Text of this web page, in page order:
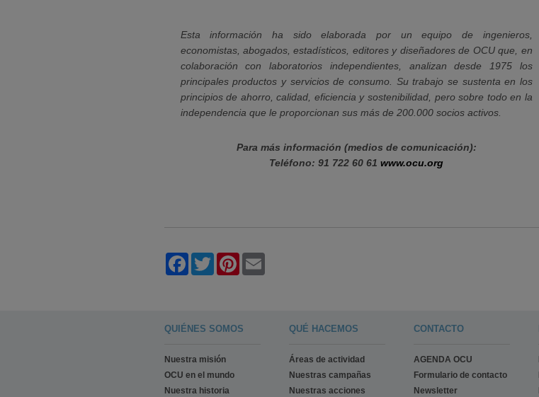
Esta información ha sido elaborada por un equipo de ingenieros,
economistas, abogados, estadísticos, editores y diseñadores de OCU que, en
colaboración con laboratorios independientes, analizan desde 1975 los
principales productos y servicios de consumo. Su trabajo se sustenta en los
principios de ahorro, calidad, eficiencia y sostenibilidad, pero sobre todo en la
independencia que le proporcionan sus más de 200.000 socios activos.
Para más información (medios de comunicación):
Teléfono: 91 722 60 61www.ocu.org
Facebook
TwitterPinterest
Email
QUIÉNES SOMOS
Nuestra misión
OCU en el mundo
Nuestra historia
QUÉ HACEMOS
Áreas de actividad
Nuestras campañas
Nuestras acciones
CONTACTO
AGENDA OCU
Formulario de contacto
Newsletter